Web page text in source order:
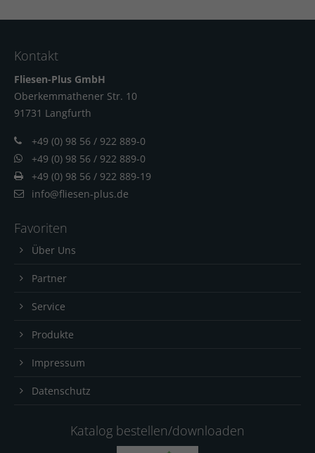
Kontakt
Fliesen-Plus GmbH
Oberkemmathener Str. 10
91731 Langfurth
+49 (0) 98 56 / 922 889-0
+49 (0) 98 56 / 922 889-0
+49 (0) 98 56 / 922 889-19
info@fliesen-plus.de
Favoriten
Über Uns
Partner
Service
Produkte
Impressum
Datenschutz
Katalog bestellen/downloaden